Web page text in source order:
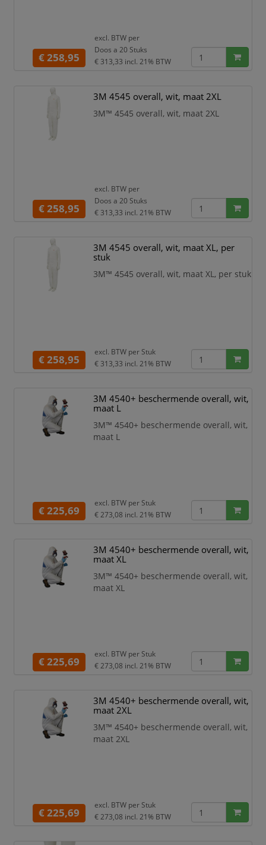
€ 258,95
excl. BTW per
Doos a 20 Stuks
€ 313,33 incl. 21% BTW
3M 4545 overall, wit, maat 2XL
3M™ 4545 overall, wit, maat 2XL
€ 258,95
excl. BTW per
Doos a 20 Stuks
€ 313,33 incl. 21% BTW
3M 4545 overall, wit, maat XL, per
stuk
3M™ 4545 overall, wit, maat XL, per stuk
€ 258,95
excl. BTW per Stuk
€ 313,33 incl. 21% BTW
3M 4540+ beschermende overall, wit,
maat L
3M™ 4540+ beschermende overall, wit,
maat L
€ 225,69
excl. BTW per Stuk
€ 273,08 incl. 21% BTW
3M 4540+ beschermende overall, wit,
maat XL
3M™ 4540+ beschermende overall, wit,
maat XL
€ 225,69
excl. BTW per Stuk
€ 273,08 incl. 21% BTW
3M 4540+ beschermende overall, wit,
maat 2XL
3M™ 4540+ beschermende overall, wit,
maat 2XL
€ 225,69
excl. BTW per Stuk
€ 273,08 incl. 21% BTW